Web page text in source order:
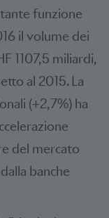
funzione
il volume dei
1107,5 miliardi,
al 2015. La
(+2,7%) ha
del mercato
banche